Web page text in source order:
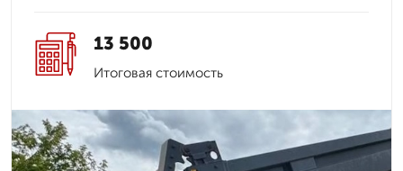
13 500
Итоговая стоимость